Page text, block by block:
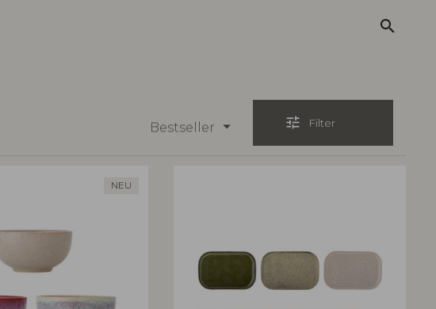
search
Bestseller tune Filter
NEU